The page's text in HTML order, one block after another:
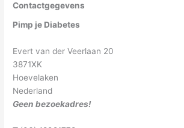
Contactgegevens
Pimp je Diabetes
Evert van der Veerlaan 20
3871XK
Hoevelaken
Nederland
Geen bezoekadres!